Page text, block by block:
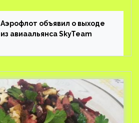
Аэрофлот объявил о выходе
из авиаальянса SkyTeam